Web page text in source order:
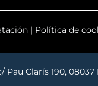
| Política de
Pau Clarís 190,